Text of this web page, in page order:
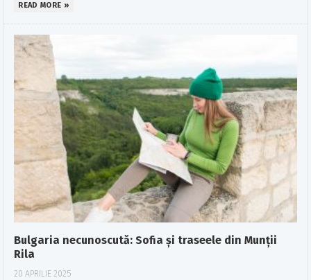
READ MORE »
Bulgaria necunoscută: Sofia și traseele din Munții
Rila
20 APRILIE 2025